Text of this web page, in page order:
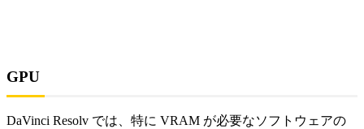
GPU
DaVinci Resolv では、特に VRAM が必要なソフトウェアの